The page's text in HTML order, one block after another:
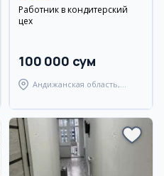
Работник в кондитерский
цех
100 000 сум
Андижанская область,